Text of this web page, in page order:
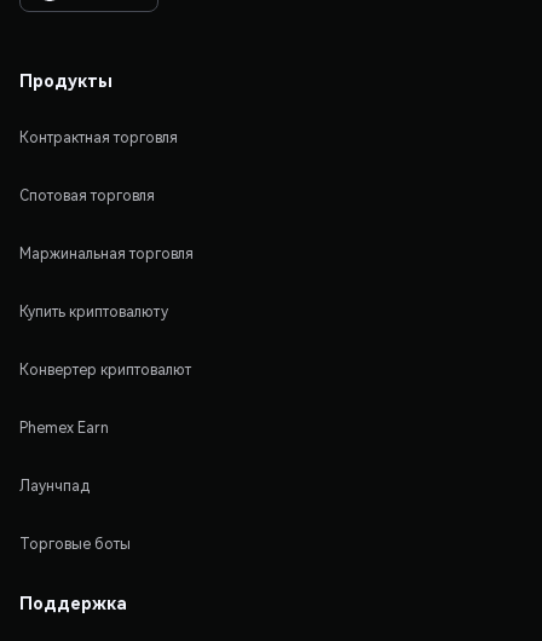
Продукты
Контрактная торговля
Спотовая торговля
Маржинальная торговля
Купить криптовалюту
Конвертер криптовалют
Phemex Earn
Лаунчпад
Торговые боты
Поддержка